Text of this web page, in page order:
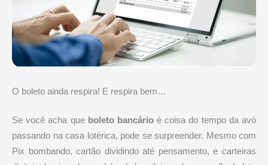
O boleto ainda respira! E respira bem…
Se você acha que boleto bancárioé coisa do tempo da avó
passando na casa lotérica, pode se surpreender. Mesmo com
Pix bombando, cartão dividindo até pensamento, e carteiras